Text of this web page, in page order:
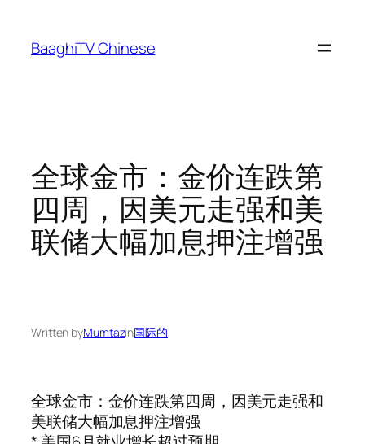
content
BaaghiTV Chinese
全球金市：金价连跌第
四周，因美元走强和美
联储大幅加息押注增强
Written byMumtazin国际的
全球金市：金价连跌第四周，因美元走强和
美联储大幅加息押注增强